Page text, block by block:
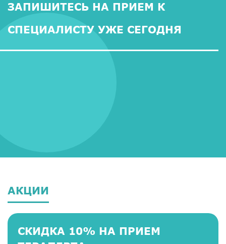
ЗАПИШИТЕСЬ НА ПРИЕМ К
СПЕЦИАЛИСТУ УЖЕ СЕГОДНЯ
АКЦИИ
СКИДКА 10% НА ПРИЕМ